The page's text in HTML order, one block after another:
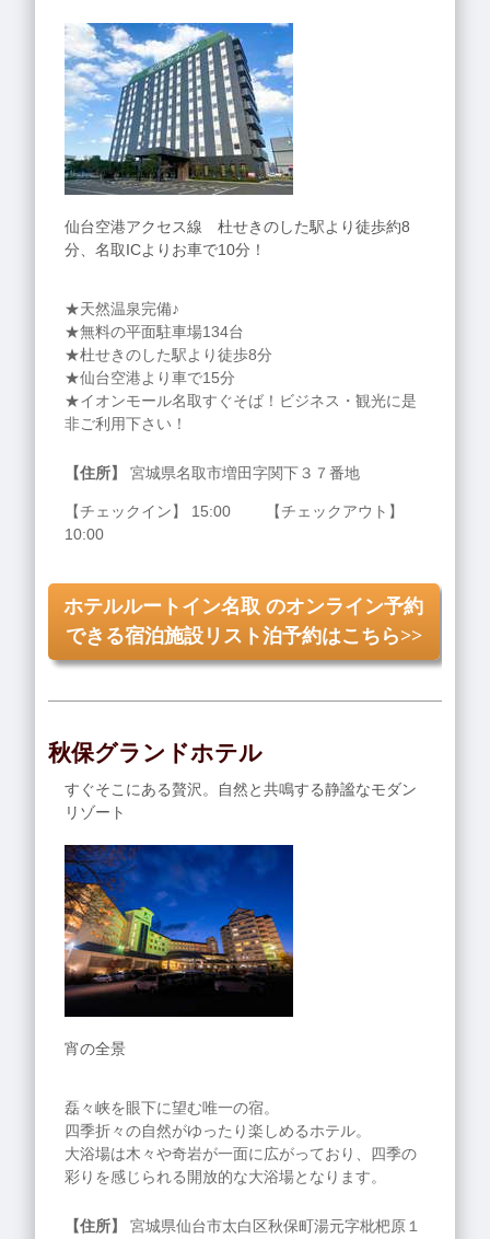
仙台空港アクセス線 杜せきのした駅より徒歩約8
分、名取ICよりお車で10分！
★天然温泉完備♪
★無料の平面駐車場134台
★杜せきのした駅より徒歩8分
★仙台空港より車で15分
★イオンモール名取すぐそば！ビジネス・観光に是
非ご利用下さい！
【住所】 宮城県名取市増田字関下３７番地
【チェックイン】 15:00 【チェックアウト】
10:00
ホテルルートイン名取 のオンライン予約
できる宿泊施設リスト泊予約はこちら>>
秋保グランドホテル
すぐそこにある贅沢。自然と共鳴する静謐なモダン
リゾート
宵の全景
磊々峡を眼下に望む唯一の宿。
四季折々の自然がゆったり楽しめるホテル。
大浴場は木々や奇岩が一面に広がっており、四季の
彩りを感じられる開放的な大浴場となります。
【住所】
宮城県仙台市太白区秋保町湯元字枇杷原１